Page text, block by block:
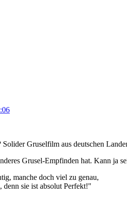
Gruselfilm aus deutschen
Grusel-Empfinden hat. Kann ja
manche doch viel zu genau,
sie ist absolut Perfekt!"